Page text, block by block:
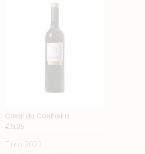
Casal da Coelheira
€9,25
Tinto 2023